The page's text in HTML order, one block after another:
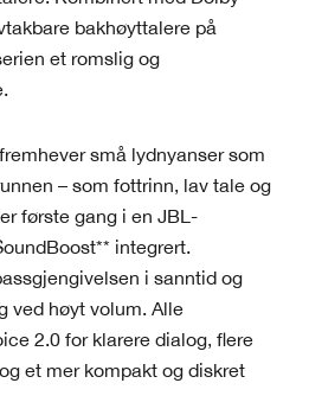
bakhøyttalere på
et romslig og
små lydnyanser som
– som fottrinn, lav tale og
første gang i en JBL-
integrert.
i sanntid og
ved høyt volum. Alle
2.0 for klarere dialog, flere
et mer kompakt og diskret